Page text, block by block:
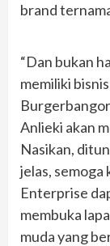
brand
“Dan bukan
memiliki
Anlieki akan
Nasikan,
jelas, semoga
Enterprise
membuka
muda yang